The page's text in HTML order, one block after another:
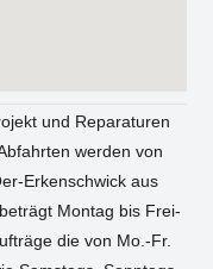
und Repa­ra­tu­ren
wer­den von
Erken­sch­wick aus
Mon­tag bis Frei­
die von Mo.-Fr.